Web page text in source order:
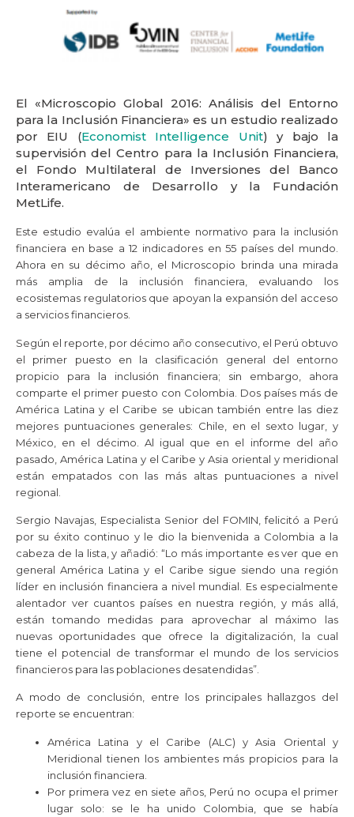
El «Microscopio Global 2016: Análisis del Entorno
para la Inclusión Financiera» es un estudio realizado
por EIU (Economist Intelligence Unit) y bajo la
supervisióndel Centro para la Inclusión Financiera,
el Fondo Multilateral de Inversiones del Banco
Interamericano de Desarrollo y la Fundación
MetLife.
Este estudio evalúa el ambiente normativo para la inclusión
financiera en base a 12 indicadores en 55 países del mundo.
Ahora en su décimo año, el Microscopio brinda una mirada
más amplia de la inclusión financiera, evaluando los
ecosistemas regulatorios que apoyan la expansión del acceso
a servicios financieros.
Según el reporte, por décimo año consecutivo, el Perú obtuvo
el primer puesto en la clasificación general del entorno
propicio para la inclusión financiera; sin embargo, ahora
comparte el primer puesto con Colombia. Dos países más de
América Latina y el Caribe se ubican también entre las diez
mejores puntuaciones generales: Chile, en el sexto lugar, y
México, en el décimo. Al igual que en el informe del año
pasado, América Latina y el Caribe y Asia oriental y meridional
están empatados con las más altas puntuaciones a nivel
regional.
Sergio Navajas, Especialista Senior del FOMIN, felicitó a Perú
por su éxito continuo y le dio la bienvenida a Colombia a la
cabeza de la lista, y añadió: “Lo más importante es ver que en
general América Latina y el Caribe sigue siendo una región
líder en inclusión financiera a nivel mundial. Es especialmente
alentador ver cuantos países en nuestra región, y más allá,
están tomando medidas para aprovechar al máximo las
nuevas oportunidades que ofrece la digitalización, la cual
tiene el potencial de transformar el mundo de los servicios
financieros para las poblaciones desatendidas”.
A modo de conclusión, entre los principales hallazgos del
reporte se encuentran:
América Latina y el Caribe (ALC) y Asia Oriental y
Meridional tienen los ambientes más propicios para la
inclusión financiera.
Por primera vez en siete años, Perú no ocupa el primer
lugar solo: se le ha unido Colombia, que se había